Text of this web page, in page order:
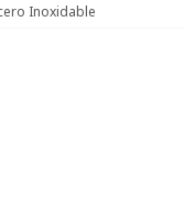
Inoxidable